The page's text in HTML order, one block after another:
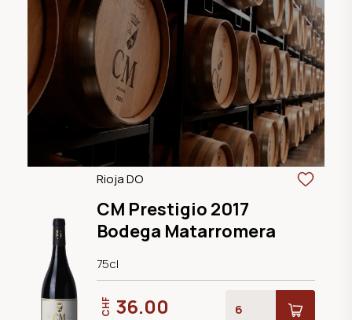
Rioja DO
CM Prestigio 2017
Bodega Matarromera
75cl
CHF 36.00